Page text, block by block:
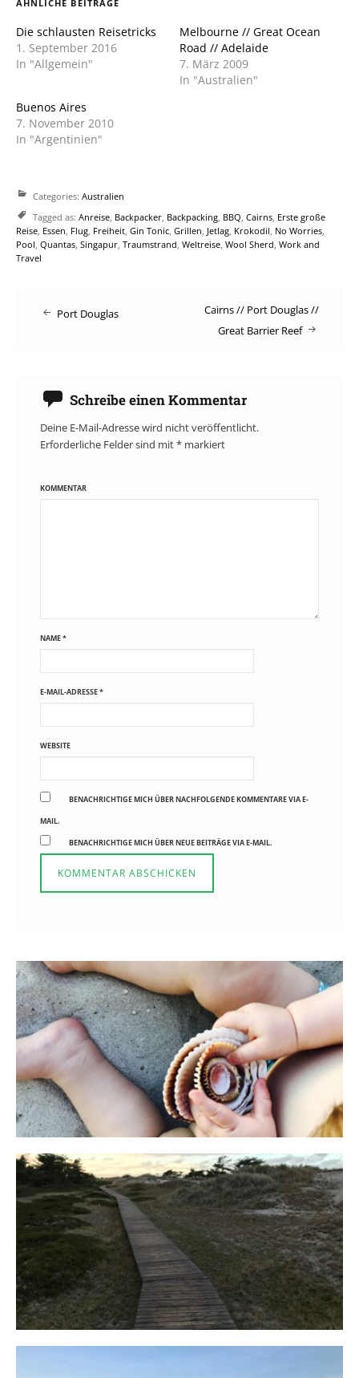
Fenster Fenster
ÄHNLICHE BEITRÄGE
Die schlausten Reisetricks
1. September 2016
In "Allgemein"
Melbourne // Great Ocean
Road // Adelaide
7. März 2009
In "Australien"
Buenos Aires
7. November 2010
In "Argentinien"
Categories: Australien
Tagged as: Anreise, Backpacker, Backpacking, BBQ, Cairns, Erste große
Reise, Essen, Flug, Freiheit, Gin Tonic, Grillen, Jetlag, Krokodil, No Worries,
Pool, Quantas, Singapur, Traumstrand, Weltreise, Wool Sherd, Work and
Travel
Post
Port Douglas
Cairns // Port Douglas //
Great Barrier Reef
Schreibe einen Kommentar
Deine E-Mail-Adresse wird nicht veröffentlicht.
Erforderliche Felder sind mit* markiert
KOMMENTAR
NAME*
E-MAIL-ADRESSE*
WEBSITE
BENACHRICHTIGE MICH ÜBER NACHFOLGENDE KOMMENTARE VIA E-
MAIL.
BENACHRICHTIGE MICH ÜBER NEUE BEITRÄGE VIA E-MAIL.
Reisen in der Elternzeit
16. SEPTEMBER 2019
Fischland
12. FEBRUAR 2019